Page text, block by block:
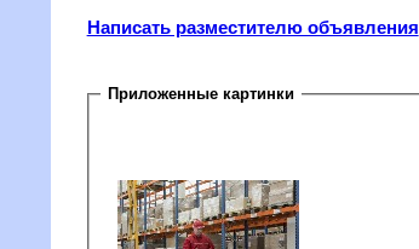
Написать разместителю объявления
Приложенные картинки